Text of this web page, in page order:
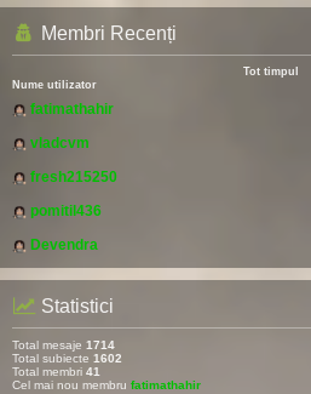
Membri Recenți
Tot timpul
Nume utilizator
fatimathahir
vladcvm
fresh215250
pomitil436
Devendra
Statistici
Total mesaje 1714
Total subiecte 1602
Total membri 41
Cel mai nou membru fatimathahir